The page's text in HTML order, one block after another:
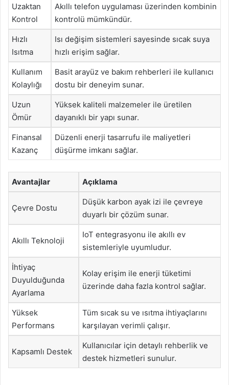
Uzaktan
Kontrol
Akıllı telefon uygulaması üzerinden kombinin
kontrolü mümkündür.
Hızlı
Isıtma
Isı değişim sistemleri sayesinde sıcak suya
hızlı erişim sağlar.
Kullanım
Kolaylığı
Basit arayüz ve bakım rehberleri ile kullanıcı
dostu bir deneyim sunar.
Uzun
Ömür
Yüksek kaliteli malzemeler ile üretilen
dayanıklı bir yapı sunar.
Finansal
Kazanç
Düzenli enerji tasarrufu ile maliyetleri
düşürme imkanı sağlar.
Avantajlar Açıklama
Çevre Dostu
Düşük karbon ayak izi ile çevreye
duyarlı bir çözüm sunar.
Akıllı Teknoloji
IoT entegrasyonu ile akıllı ev
sistemleriyle uyumludur.
İhtiyaç
Duyulduğunda
Ayarlama
Kolay erişim ile enerji tüketimi
üzerinde daha fazla kontrol sağlar.
Yüksek
Performans
Tüm sıcak su ve ısıtma ihtiyaçlarını
karşılayan verimli çalışır.
Kapsamlı Destek
Kullanıcılar için detaylı rehberlik ve
destek hizmetleri sunulur.